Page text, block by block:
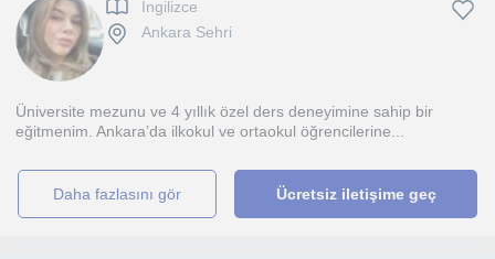
Ingilizce
Ankara Sehri
Üniversite mezunu ve 4 yıllık özel ders deneyimine sahip bir
eğitmenim. Ankara’da ilkokul ve ortaokul öğrencilerine...
daha fazlasını gör Ücretsiz iletişime geç